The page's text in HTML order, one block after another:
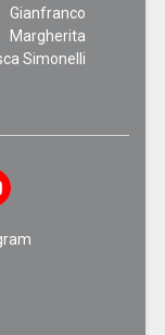
Simonelli